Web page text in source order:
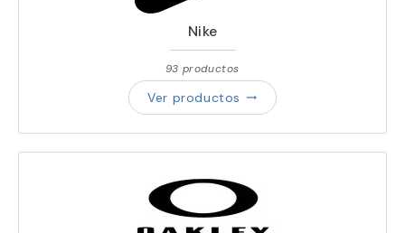
Nike
93 productos
Ver productos trending_flat